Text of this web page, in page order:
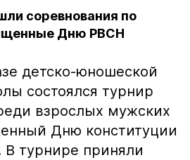
соревнования по
Дню РВСН
детско-юношеской
состоялся турнир
взрослых мужских
Дню конституции
турнире приняли